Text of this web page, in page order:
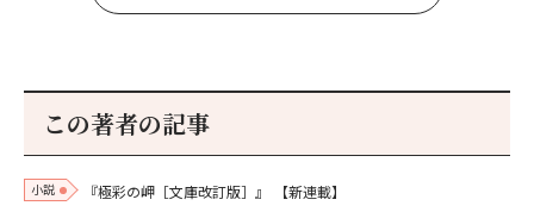
この著者の記事
小説 『極彩の岬［文庫改訂版］』 【新連載】